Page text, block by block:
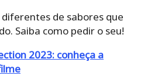
de sabores que
Saiba como pedir o seu!
2023: conheça a